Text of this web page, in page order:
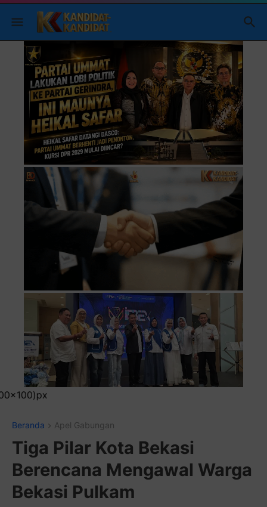
Beranda Apel Gabungan
Tiga Pilar Kota Bekasi
Berencana Mengawal Warga
Bekasi Pulkam